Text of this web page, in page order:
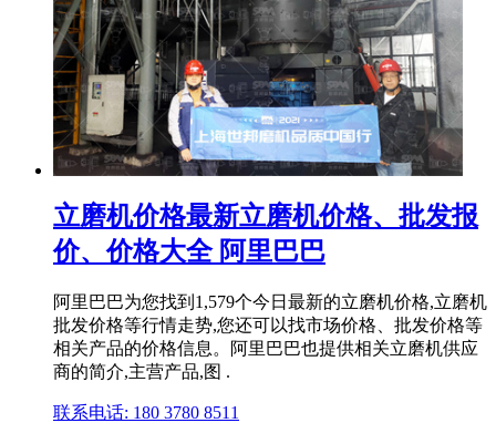
立磨机价格最新立磨机价格、批发报
价、价格大全 阿里巴巴
阿里巴巴为您找到1,579个今日最新的立磨机价格,立磨机
批发价格等行情走势,您还可以找市场价格、批发价格等
相关产品的价格信息。阿里巴巴也提供相关立磨机供应
商的简介,主营产品,图 .
联系电话: 180 3780 8511